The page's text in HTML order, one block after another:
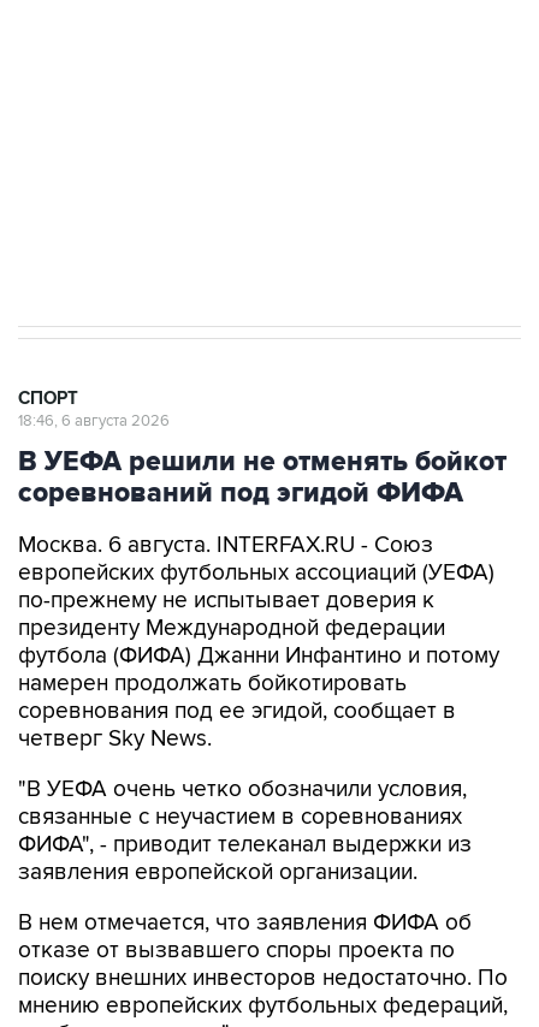
СПОРТ
18:46, 6 августа 2026
В УЕФА решили не отменять бойкот
соревнований под эгидой ФИФА
Москва. 6 августа. INTERFAX.RU - Союз
европейских футбольных ассоциаций (УЕФА)
по-прежнему не испытывает доверия к
президенту Международной федерации
футбола (ФИФА) Джанни Инфантино и потому
намерен продолжать бойкотировать
соревнования под ее эгидой, сообщает в
четверг Sky News.
"В УЕФА очень четко обозначили условия,
связанные с неучастием в соревнованиях
ФИФА", - приводит телеканал выдержки из
заявления европейской организации.
В нем отмечается, что заявления ФИФА об
отказе от вызвавшего споры проекта по
поиску внешних инвесторов недостаточно. По
мнению европейских футбольных федераций,